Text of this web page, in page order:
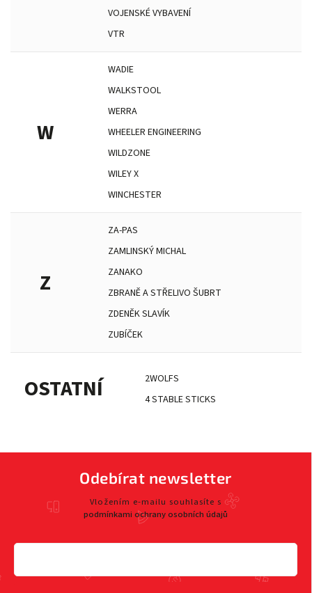
VOJENSKÉ VYBAVENÍ
VTR
W
WADIE
WALKSTOOL
WERRA
WHEELER ENGINEERING
WILDZONE
WILEY X
WINCHESTER
Z
ZA-PAS
ZAMLINSKÝ MICHAL
ZANAKO
ZBRANĚ A STŘELIVO ŠUBRT
ZDENĚK SLAVÍK
ZUBÍČEK
OSTATNÍ
2WOLFS
4 STABLE STICKS
Odebírat newsletter
Vložením e-mailu souhlasíte s
podmínkami ochrany osobních údajů